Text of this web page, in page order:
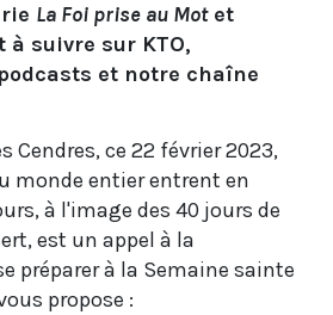
La Foi prise au Motet
suivre sur KTO,
et notre chaîne
Cendres, ce 22 février 2023,
monde entier entrent en
à l'image des 40 jours de
est un appel à la
préparer à la Semaine sainte
propose :